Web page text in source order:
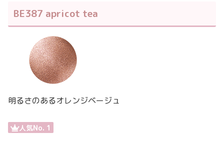
BE387 apricot tea
明るさのあるオレンジベージュ
人気No. 1